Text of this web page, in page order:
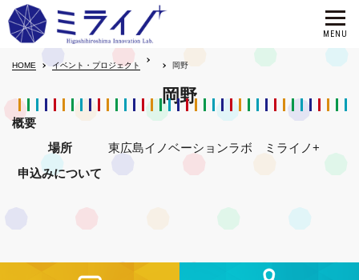
HOME イベント・プロジェクト 岡野
岡野
概要
場所
東広島イノベーションラボ ミライノ+
申込みについて